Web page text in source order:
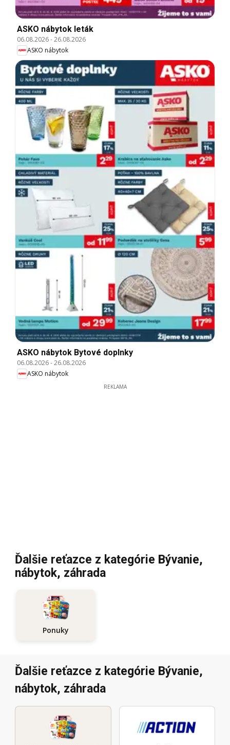
ASKO nábytok leták
06.08.2026-26.08.2026
ASKO nábytok
ASKO nábytok Bytové doplnky
06.08.2026-26.08.2026
ASKO nábytok
REKLAMA
Ďalšie reťazce z kategórie Bývanie,
nábytok, záhrada
Ponuky
Ďalšie reťazce z kategórie Bývanie,
nábytok, záhrada